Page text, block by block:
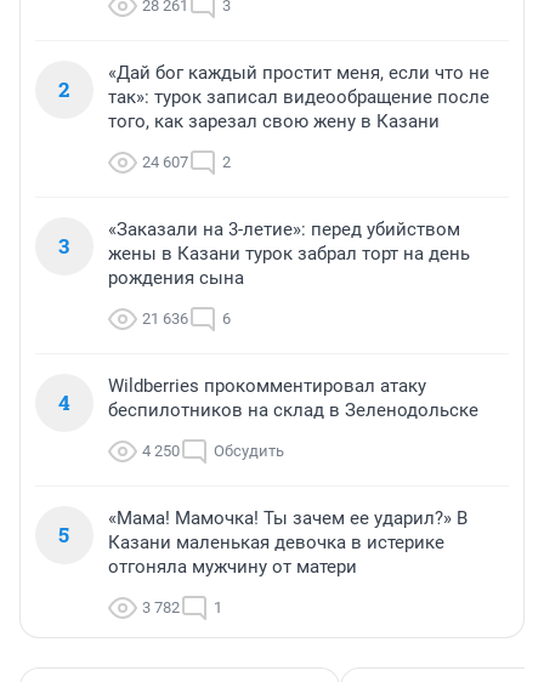
28 261 3
2
«Дай бог каждый простит меня, если что не
так»: турок записал видеообращение после
того, как зарезал свою жену в Казани
24 607 2
3
«Заказали на 3-летие»: перед убийством
жены в Казани турок забрал торт на день
рождения сына
21 636 6
4
Wildberries прокомментировал атаку
беспилотников на склад в Зеленодольске
4 250 Обсудить
5
«Мама! Мамочка! Ты зачем ее ударил?» В
Казани маленькая девочка в истерике
отгоняла мужчину от матери
3 782 1